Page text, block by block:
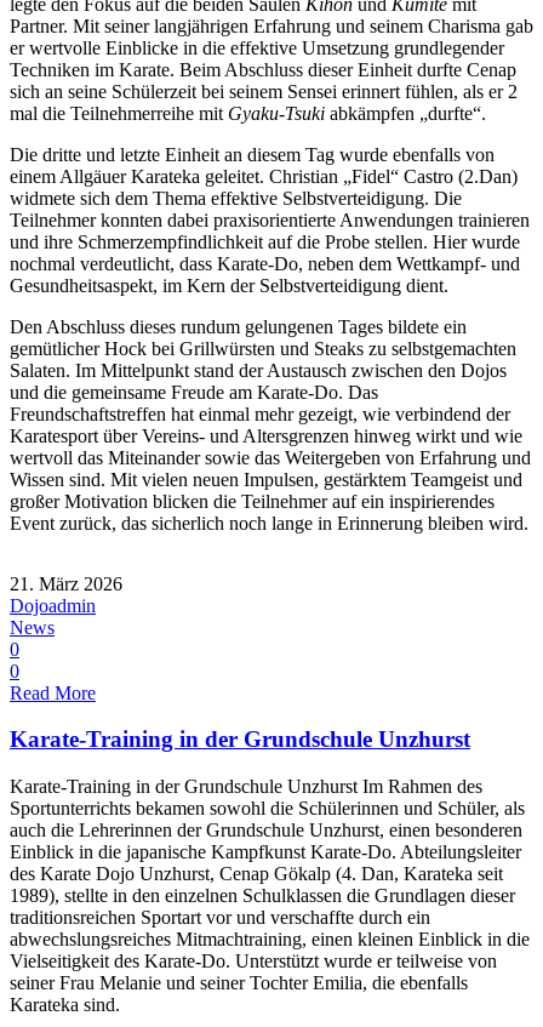
Partner. Mit seiner langjährigen Erfahrung und seinem Charisma gab
er wertvolle Einblicke in die effektive Umsetzung grundlegender
Techniken im Karate. Beim Abschluss dieser Einheit durfte Cenap
sich an seine Schülerzeit bei seinem Sensei erinnert fühlen, als er 2
mal die Teilnehmerreihe mit Gyaku-Tsuki abkämpfen „durfte“.
Die dritte und letzte Einheit an diesem Tag wurde ebenfalls von
einem Allgäuer Karateka geleitet. Christian „Fidel“ Castro (2.Dan)
widmete sich dem Thema effektive Selbstverteidigung. Die
Teilnehmer konnten dabei praxisorientierte Anwendungen trainieren
und ihre Schmerzempfindlichkeit auf die Probe stellen. Hier wurde
nochmal verdeutlicht, dass Karate-Do, neben dem Wettkampf- und
Gesundheitsaspekt, im Kern der Selbstverteidigung dient.
Den Abschluss dieses rundum gelungenen Tages bildete ein
gemütlicher Hock bei Grillwürsten und Steaks zu selbstgemachten
Salaten. Im Mittelpunkt stand der Austausch zwischen den Dojos
und die gemeinsame Freude am Karate-Do. Das
Freundschaftstreffen hat einmal mehr gezeigt, wie verbindend der
Karatesport über Vereins- und Altersgrenzen hinweg wirkt und wie
wertvoll das Miteinander sowie das Weitergeben von Erfahrung und
Wissen sind. Mit vielen neuen Impulsen, gestärktem Teamgeist und
großer Motivation blicken die Teilnehmer auf ein inspirierendes
Event zurück, das sicherlich noch lange in Erinnerung bleiben wird.
21. März 2026
Dojoadmin
News
0
0
Read More
Karate-Training in der Grundschule Unzhurst
Karate-Training in der Grundschule Unzhurst Im Rahmen des
Sportunterrichts bekamen sowohl die Schülerinnen und Schüler, als
auch die Lehrerinnen der Grundschule Unzhurst, einen besonderen
Einblick in die japanische Kampfkunst Karate-Do. Abteilungsleiter
des Karate Dojo Unzhurst, Cenap Gökalp (4. Dan, Karateka seit
1989), stellte in den einzelnen Schulklassen die Grundlagen dieser
traditionsreichen Sportart vor und verschaffte durch ein
abwechslungsreiches Mitmachtraining, einen kleinen Einblick in die
Vielseitigkeit des Karate-Do. Unterstützt wurde er teilweise von
seiner Frau Melanie und seiner Tochter Emilia, die ebenfalls
Karateka sind.